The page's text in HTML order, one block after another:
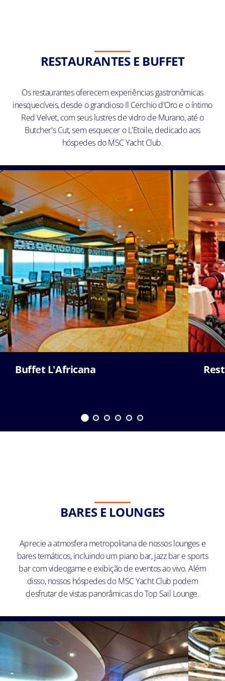
RESTAURANTES E BUFFET
Os restaurantes oferecem experiências gastronômicas
inesquecíveis, desde o grandioso Il Cerchio d'Oro e o íntimo
Red Velvet, com seus lustres de vidro de Murano, até o
Butcher's Cut, sem esquecer o L'Etoile, dedicado aos
hóspedes do MSC Yacht Club.
Buffet L'Africana
BARES E LOUNGES
Aprecie a atmosfera metropolitana de nossos lounges e
bares temáticos, incluindo um piano bar, jazz bar e sports
bar com videogame e exibição de eventos ao vivo. Além
disso, nossos hóspedes do MSC Yacht Club podem
desfrutar de vistas panorâmicas do Top Sail Lounge.